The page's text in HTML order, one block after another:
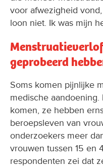
voor afwezigheid
loon niet. Ik was mijn
geprobeerd
Soms komen pijnlijke
medische
komen, ze hebben
beroepsleven van
onderzoekers meer
vrouwen tussen 15 en
respondenten zei dat